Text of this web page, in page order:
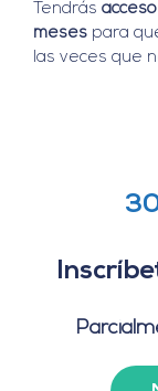
Tendrás
mesespara
las veces que